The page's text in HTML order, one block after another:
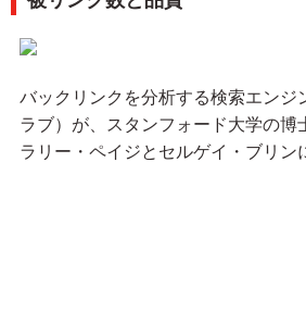
バックリンクを分析する検索エンジ
ラブ）が、スタンフォード大学の博
ラリー・ペイジとセルゲイ・ブリン